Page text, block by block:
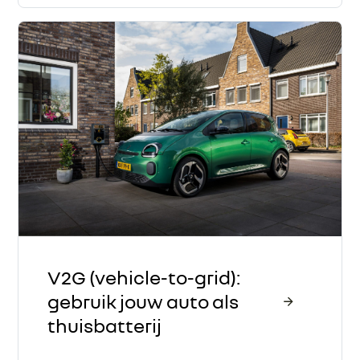
V2G (vehicle-to-grid):
gebruik jouw auto als
thuisbatterij